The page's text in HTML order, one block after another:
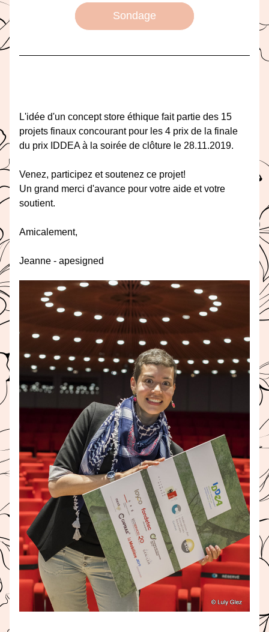
Sondage
L'idée d'un concept store éthique fait partie des 15
projets finaux concourant pour les 4 prix de la finale
du prix IDDEA à la soirée de clôture le 28.11.2019.
Venez, participez et soutenez ce projet!
Un grand merci d'avance pour votre aide et votre
soutient.
Amicalement,
Jeanne - apesigned